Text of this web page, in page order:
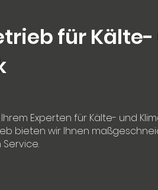
für Kälte-
Experten für Kälte- und
bieten wir Ihnen